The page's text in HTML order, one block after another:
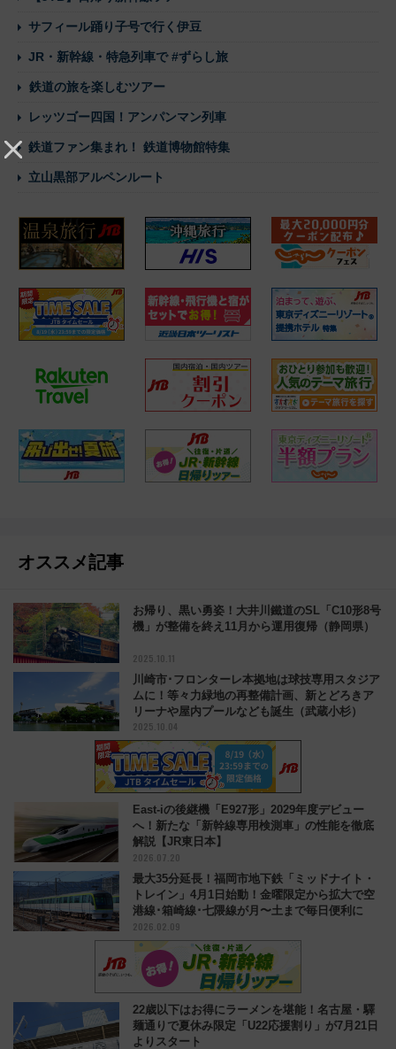
サフィール踊り子号で行く伊豆
JR・新幹線・特急列車で #ずらし旅
鉄道の旅を楽しむツアー
レッツゴー四国！アンパンマン列車
鉄道ファン集まれ！ 鉄道博物館特集
立山黒部アルペンルート
オススメ記事
お帰り、黒い勇姿！大井川鐵道のSL「C10形8号
機」が整備を終え11月から運用復帰（静岡県）
2025.10.11
川崎市･フロンターレ本拠地は球技専用スタジア
ムに！等々力緑地の再整備計画、新とどろきア
リーナや屋内プールなども誕生（武蔵小杉）
2025.10.04
East-iの後継機「E927形」2029年度デビュー
へ！新たな「新幹線専用検測車」の性能を徹底
解説【JR東日本】
2026.07.20
最大35分延長！福岡市地下鉄「ミッドナイト・
トレイン」4月1日始動！金曜限定から拡大で空
港線･箱崎線･七隈線が月〜土まで毎日便利に
2026.02.09
22歳以下はお得にラーメンを堪能！名古屋・驛
麺通りで夏休み限定「U22応援割り」が7月21日
よりスタート